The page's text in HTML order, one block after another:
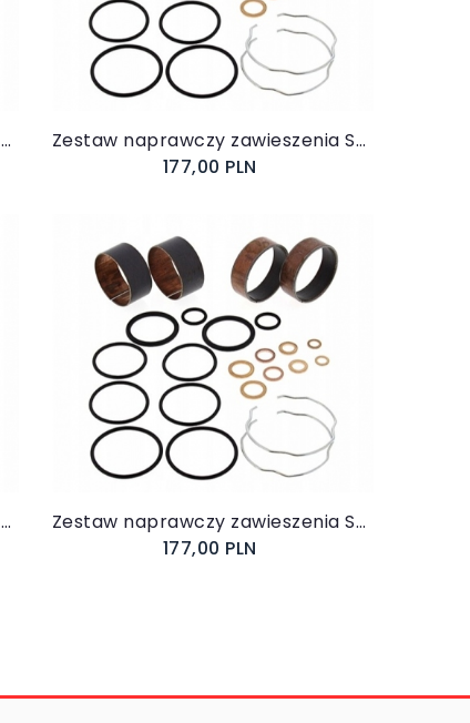
Zestaw naprawczy zawieszenia Suzuki GSX 1100 F Katana 1988-1993
Zestaw naprawczy zawieszenia Suzuki GSX-R 750 1991-2009
177,00 PLN
Zestaw naprawczy zawieszenia Suzuki SV 650 X ABS 2021-
Do koszyka
Zestaw naprawczy zawieszenia Suzuki RF 600 R 1993-1997
177,00 PLN